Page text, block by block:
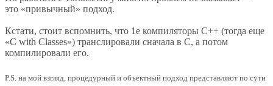
это «привычный» подход.
Кстати, стоит вспомнить, что 1е компиляторы C++ (тогда еще
«C with Classes») транслировали сначала в C, а потом
компилировали его.
P.S. на мой взгляд, процедурный и объектный подход представляют по сути